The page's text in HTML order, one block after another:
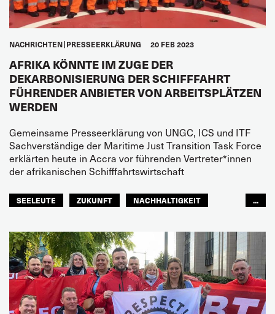
NACHRICHTEN PRESSEERKLÄRUNG 20 FEB 2023
AFRIKA KÖNNTE IM ZUGE DER
DEKARBONISIERUNG DER SCHIFFFAHRT
FÜHRENDER ANBIETER VON ARBEITSPLÄTZEN
WERDEN
Gemeinsame Presseerklärung von UNGC, ICS und ITF
Sachverständige der Maritime Just Transition Task Force
erklärten heute in Accra vor führenden Vertreter*innen
der afrikanischen Schifffahrtswirtschaft
SEELEUTE ZUKUNFT
NACHHALTIGKEIT
...